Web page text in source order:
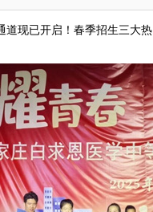
现已开启！春季招生三大